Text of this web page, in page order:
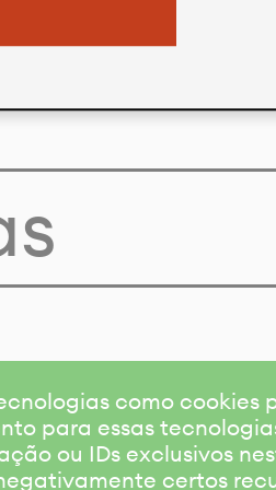
como cookies
para essas
ou IDs exclusivos
certos